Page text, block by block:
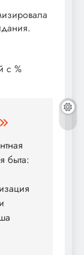
с %
быта: